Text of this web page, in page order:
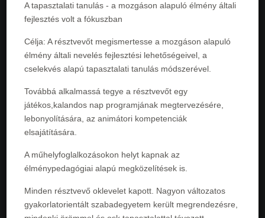
A tapasztalati tanulás - a mozgáson alapuló élmény általi
fejlesztés volt a fókuszban
Célja: A résztvevőt megismertesse a mozgáson alapuló
élmény általi nevelés fejlesztési lehetőségeivel, a
cselekvés alapú tapasztalati tanulás módszerével.
Továbbá alkalmassá tegye a résztvevőt egy
játékos,kalandos nap programjának megtervezésére,
lebonyolítására, az animátori kompetenciák
elsajátítására.
A műhelyfoglalkozásokon helyt kapnak az
élménypedagógiai alapú megközelítések is.
Minden résztvevő oklevelet kapott. Nagyon változatos
gyakorlatorientált szabadegyetem került megrendezésre,